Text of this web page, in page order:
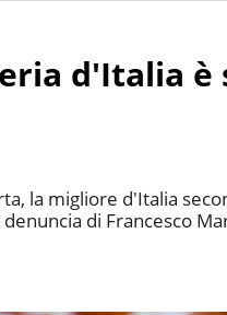
d'Italia è
la migliore d'Italia
di Francesco